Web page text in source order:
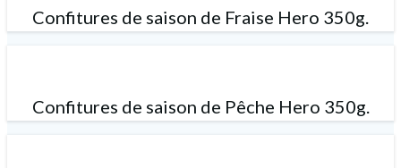
Confitures de saison de Fraise Hero 350g.
Confitures de saison de Pêche Hero 350g.